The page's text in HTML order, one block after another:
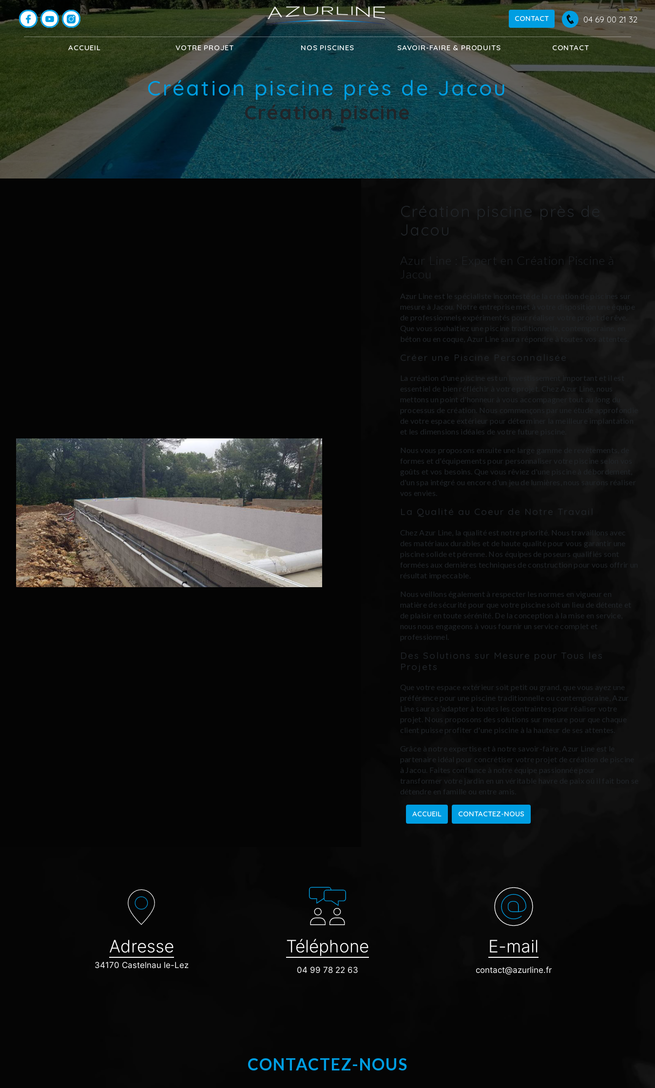
CONTACT 04 69 00 21 32
ACCUEIL VOTRE PROJET NOS PISCINES SAVOIR-FAIRE & PRODUITS CONTACT
Création piscine près de Jacou
Création piscine
Création piscine près de
Jacou
Azur Line : Expert en Création Piscine à
Jacou
Azur Line est le spécialiste incontesté de la création de piscines sur
mesure à Jacou. Notre entreprise met à votre disposition une équipe
de professionnels expérimentés pour réaliser votre projet de rêve.
Que vous souhaitiez une piscine traditionnelle, contemporaine, en
béton ou en coque, Azur Line saura répondre à toutes vos attentes.
Créer une Piscine Personnalisée
La création d'une piscine est un investissement important et il est
essentiel de bien réfléchir à votre projet. Chez Azur Line, nous
mettons un point d'honneur à vous accompagner tout au long du
processus de création. Nous commençons par une étude approfondie
de votre espace extérieur pour déterminer la meilleure implantation
et les dimensions idéales de votre future piscine.
Nous vous proposons ensuite une large gamme de revêtements, de
formes et d'équipements pour personnaliser votre piscine selon vos
goûts et vos besoins. Que vous rêviez d'une piscine à débordement,
d'un spa intégré ou encore d'un jeu de lumières, nous saurons réaliser
vos envies.
La Qualité au Coeur de Notre Travail
Chez Azur Line, la qualité est notre priorité. Nous travaillons avec
des matériaux durables et de haute qualité pour vous garantir une
piscine solide et pérenne. Nos équipes de poseurs qualifiés sont
formées aux dernières techniques de construction pour vous offrir un
résultat impeccable.
Nous veillons également à respecter les normes en vigueur en
matière de sécurité pour que votre piscine soit un lieu de détente et
de plaisir en toute sérénité. De la conception à la mise en service,
nous nous engageons à vous fournir un service complet et
professionnel.
Des Solutions sur Mesure pour Tous les
Projets
Que votre espace extérieur soit petit ou grand, que vous ayez une
préférence pour une piscine traditionnelle ou contemporaine, Azur
Line saura s'adapter à toutes les contraintes pour réaliser votre
projet. Nous proposons des solutions sur mesure pour que chaque
client puisse profiter d'une piscine à la hauteur de ses attentes.
Grâce à notre expertise et à notre savoir-faire, Azur Line est le
partenaire idéal pour concrétiser votre projet de création de piscine
à Jacou. Faites confiance à notre équipe passionnée pour
transformer votre jardin en un véritable havre de paix où il fait bon se
détendre en famille ou entre amis.
ACCUEIL CONTACTEZ-NOUS
Adresse
34170 Castelnau le-Lez
Téléphone
04 99 78 22 63
E-mail
contact@azurline.fr
CONTACTEZ-NOUS
Panneau de gestion des cookies